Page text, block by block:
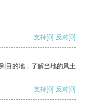
支持[0] 反对[0]
目的地，了解当地的风土
支持[0] 反对[0]